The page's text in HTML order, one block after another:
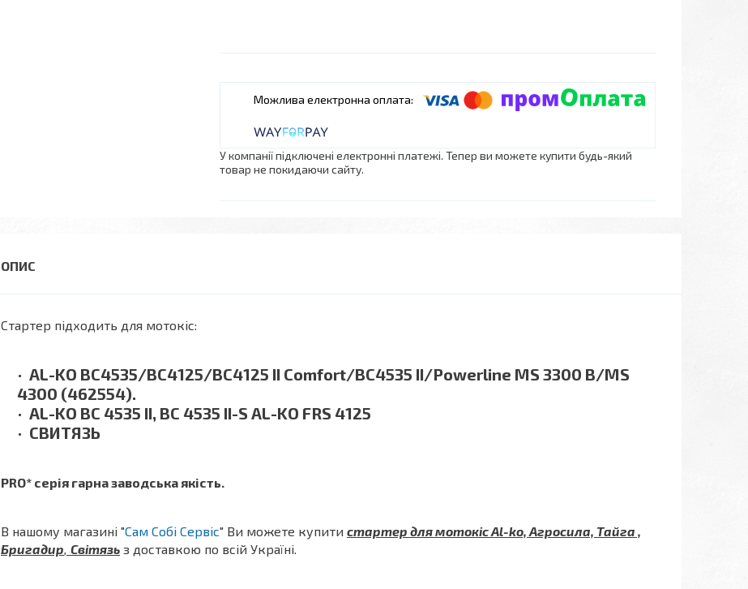
У компанії підключені електронні платежі. Тепер ви можете купити будь-який
товар не покидаючи сайту.
Стартер підходить для мотокіс:
AL-KO BC4535/BC4125/BC4125 II Comfort/BC4535 II/Powerline MS 3300 B/MS
4300 (462554).
AL-KO BC 4535 II, BC 4535 II-S AL-KO FRS 4125
СВИТЯЗЬ
PRO* серія гарна заводська якість.
В нашому магазині "Сам Собі Сервіс" Ви можете купити стартер для мотокіс Al-ko, Агросила, Тайга ,
Бригадир, Світязь з доставкою по всій Україні.